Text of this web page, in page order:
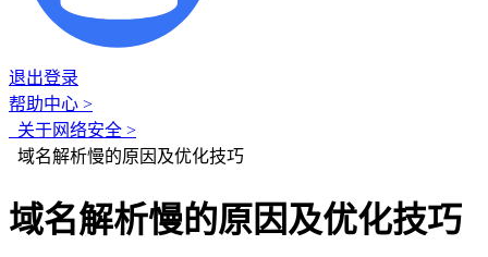
退出登录
帮助中心 >
关于网络安全 >
域名解析慢的原因及优化技巧
域名解析慢的原因及优化技巧